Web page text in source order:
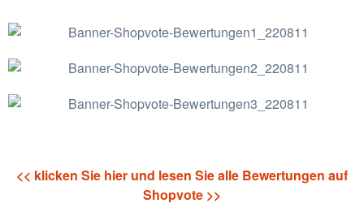
<< klicken Sie hier und lesen Sie alle Bewertungen auf
Shopvote >>